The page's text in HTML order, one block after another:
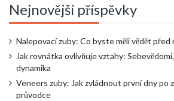
Nejnovější příspěvky
Nalepovací zuby: Co byste měli vědět před
Jak rovnátka ovlivňuje vztahy:
dynamika
Veneers zuby: Jak zvládnout první dny po
průvodce